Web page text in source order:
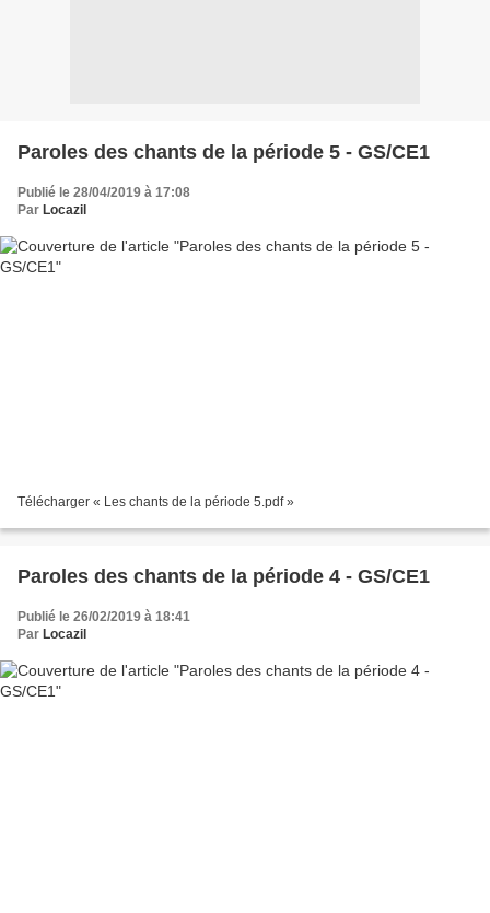
Paroles des chants de la période 5 - GS/CE1
Publié le 28/04/2019 à 17:08
Par Locazil
Télécharger « Les chants de la période 5.pdf »
Paroles des chants de la période 4 - GS/CE1
Publié le 26/02/2019 à 18:41
Par Locazil